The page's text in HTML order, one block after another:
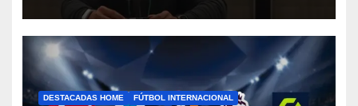
DESTACADAS HOME FÚTBOL INTERNACIONAL